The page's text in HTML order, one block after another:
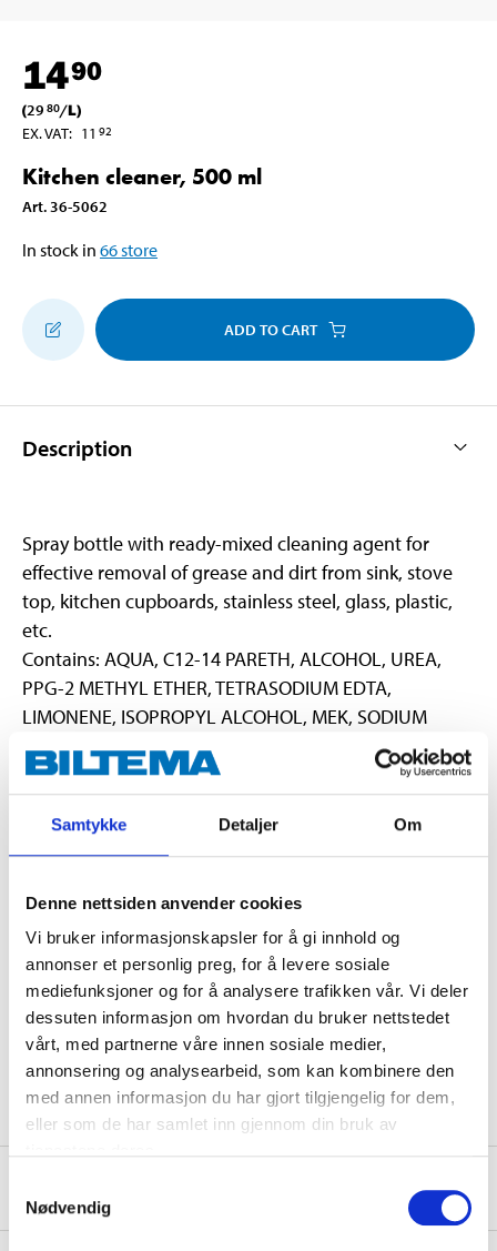
Samtykke Detaljer Om
Denne nettsiden anvender cookies
Vi bruker informasjonskapsler for å gi innhold og
annonser et personlig preg, for å levere sosiale
mediefunksjoner og for å analysere trafikken vår. Vi deler
dessuten informasjon om hvordan du bruker nettstedet
vårt, med partnerne våre innen sosiale medier,
annonsering og analysearbeid, som kan kombinere den
med annen informasjon du har gjort tilgjengelig for dem,
eller som de har samlet inn gjennom din bruk av
Nødvendig
1490
(29 80/L)
EX. VAT: 11 92
Kitchen cleaner, 500 ml
Art. 36-5062
In stock in 66store
ADD TO CART
Description
Spray bottle with ready-mixed cleaning agent for
effective removal of grease and dirt from sink, stove
top, kitchen cupboards, stainless steel, glass, plastic,
etc.
Contains: AQUA, C12-14 PARETH, ALCOHOL, UREA,
PPG-2 METHYL ETHER, TETRASODIUM EDTA,
LIMONENE, ISOPROPYL ALCOHOL, MEK, SODIUM
PYRITHIONE, SODIUM HYDROXIDE,
BENZISOTHIAZOLINONE, DENATONIUM BENZOATE.
Warning
H319 Causes serious eye irritation.
Technical specifications
Volume 500 ml